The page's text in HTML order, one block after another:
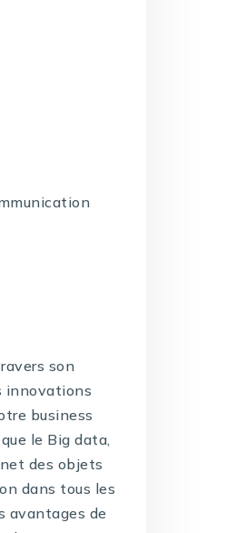
son
innovations
business
le Big data,
des objets
dans tous les
avantages de